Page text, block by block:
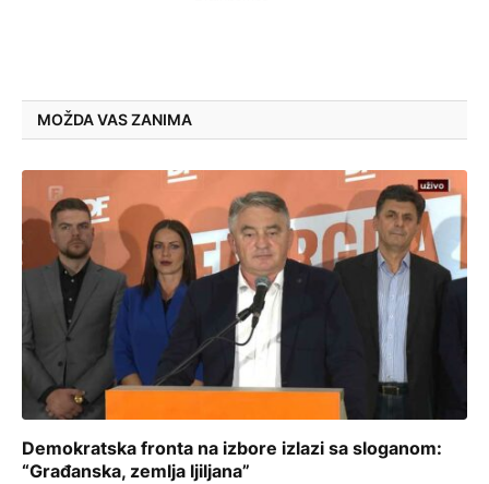
MOŽDA VAS ZANIMA
Demokratska fronta na izbore izlazi sa sloganom:
“Građanska, zemlja ljiljana”